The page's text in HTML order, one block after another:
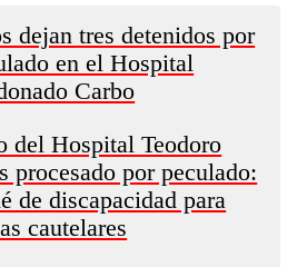
dejan tres detenidos por
en el Hospital
Carbo
del Hospital Teodoro
procesado por peculado:
de discapacidad para
cautelares